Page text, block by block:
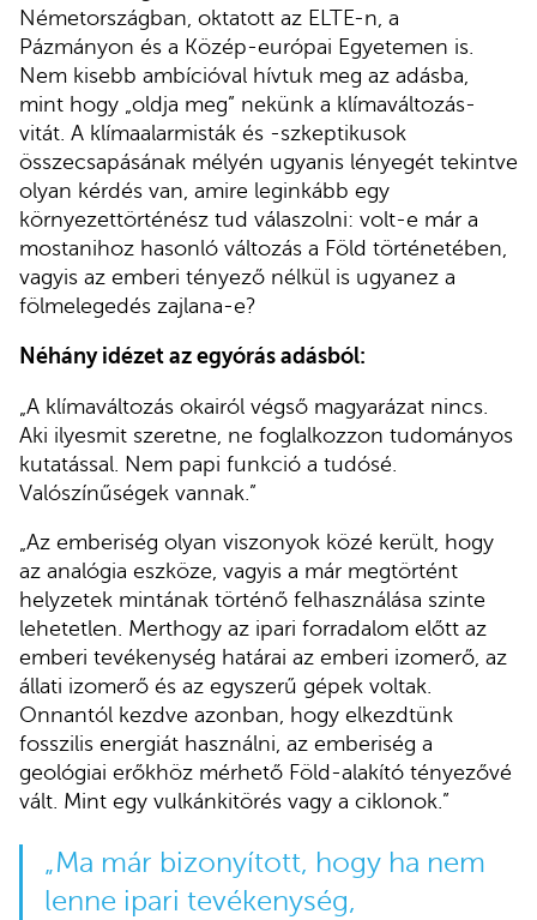
Németországban, oktatott az ELTE-n, a
Pázmányon és a Közép-európai Egyetemen is.
Nem kisebb ambícióval hívtuk meg az adásba,
mint hogy „oldja meg” nekünk a klímaváltozás-
vitát. A klímaalarmisták és -szkeptikusok
összecsapásának mélyén ugyanis lényegét tekintve
olyan kérdés van, amire leginkább egy
környezettörténész tud válaszolni: volt-e már a
mostanihoz hasonló változás a Föld történetében,
vagyis az emberi tényező nélkül is ugyanez a
fölmelegedés zajlana-e?
Néhány idézet az egyórás adásból:
„A klímaváltozás okairól végső magyarázat nincs.
Aki ilyesmit szeretne, ne foglalkozzon tudományos
kutatással. Nem papi funkció a tudósé.
Valószínűségek vannak.”
„Az emberiség olyan viszonyok közé került, hogy
az analógia eszköze, vagyis a már megtörtént
helyzetek mintának történő felhasználása szinte
lehetetlen. Merthogy az ipari forradalom előtt az
emberi tevékenység határai az emberi izomerő, az
állati izomerő és az egyszerű gépek voltak.
Onnantól kezdve azonban, hogy elkezdtünk
fosszilis energiát használni, az emberiség a
geológiai erőkhöz mérhető Föld-alakító tényezővé
vált. Mint egy vulkánkitörés vagy a ciklonok.”
„Ma már bizonyított, hogy ha nem
lenne ipari tevékenység,